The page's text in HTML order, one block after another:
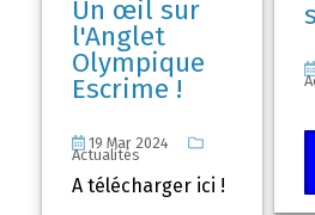
Un œil sur
l'Anglet
Olympique
Escrime !
19 Mar 2024
Actualités
A télécharger ici !